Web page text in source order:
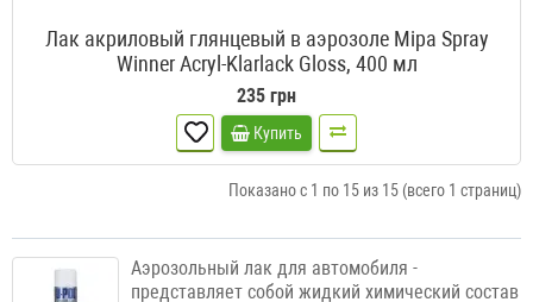
Лак акриловый глянцевый в аэрозоле Mipa Spray
Winner Acryl-Klarlack Gloss, 400 мл
235 грн
Купить
Показано с 1 по 15 из 15 (всего 1 страниц)
Аэрозольный лак для автомобиля -
представляет собой жидкий химический состав